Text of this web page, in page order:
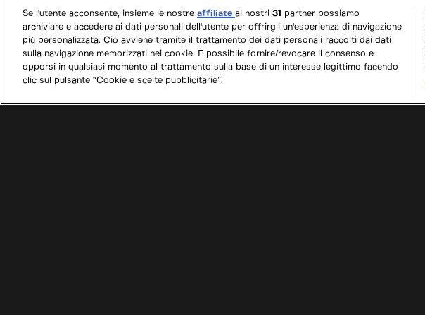
Se l'utente acconsente, insieme le nostre affiliate ai nostri 31
partner possiamo
archiviare e accedere ai dati personali dell'utente per offrirgli un'esperienza di navigazione
più personalizzata. Ciò avviene tramite il trattamento dei dati personali raccolti dai dati
sulla navigazione memorizzati nei cookie. È possibile fornire/revocare il consenso e
opporsi in qualsiasi momento al trattamento sulla base di un interesse legittimo facendo
clic sul pulsante “Cookie e scelte pubblicitarie”.